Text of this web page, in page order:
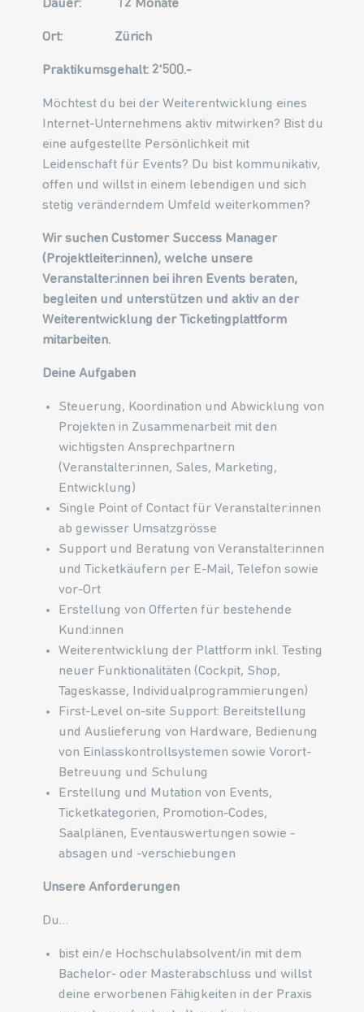
Dauer: 12 Monate
Ort: Zürich
Praktikumsgehalt: 2'500.-
Möchtest du bei der Weiterentwicklung eines
Internet-Unternehmens aktiv mitwirken? Bist du
eine aufgestellte Persönlichkeit mit
Leidenschaft für Events? Du bist kommunikativ,
offen und willst in einem lebendigen und sich
stetig veränderndem Umfeld weiterkommen?
Wir suchen Customer Success Manager
(Projektleiter:innen), welche unsere
Veranstalter:innen bei ihren Events beraten,
begleiten und unterstützen und aktiv an der
Weiterentwicklung der Ticketingplattform
mitarbeiten.
Deine Aufgaben
Steuerung, Koordination und Abwicklung von
Projekten in Zusammenarbeit mit den
wichtigsten Ansprechpartnern
(Veranstalter:innen, Sales, Marketing,
Entwicklung)
Single Point of Contact für Veranstalter:innen
ab gewisser Umsatzgrösse
Support und Beratung von Veranstalter:innen
und Ticketkäufern per E-Mail, Telefon sowie
vor-Ort
Erstellung von Offerten für bestehende
Kund:innen
Weiterentwicklung der Plattform inkl. Testing
neuer Funktionalitäten (Cockpit, Shop,
Tageskasse, Individualprogrammierungen)
First-Level on-site Support: Bereitstellung
und Auslieferung von Hardware, Bedienung
von Einlasskontrollsystemen sowie Vorort-
Betreuung und Schulung
Erstellung und Mutation von Events,
Ticketkategorien, Promotion-Codes,
Saalplänen, Eventauswertungen sowie -
absagen und -verschiebungen
Unsere Anforderungen
Du…
bist ein/e Hochschulabsolvent/in mit dem
Bachelor- oder Masterabschluss und willst
deine erworbenen Fähigkeiten in der Praxis